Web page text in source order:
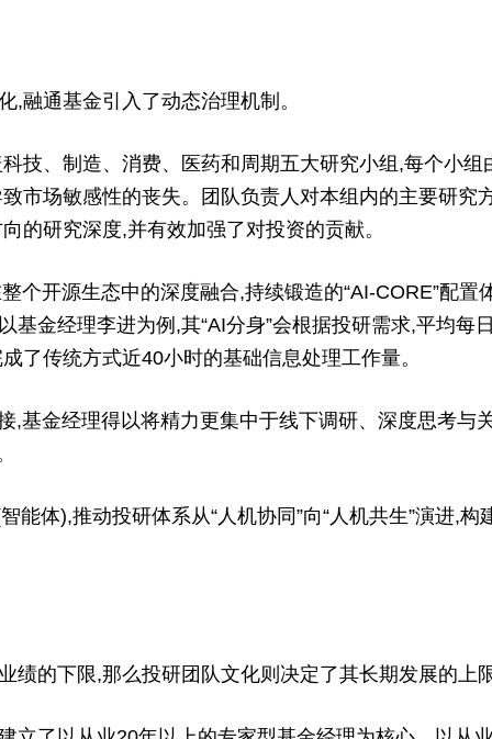
通基金引入了动态治理机制。
、制造、消费、医药和周期五大研究小组,每个小组
市场敏感性的丧失。团队负责人对本组内的主要研究
的研究深度,并有效加强了对投资的贡献。
开源生态中的深度融合,持续锻造的“AI-CORE”配置
基金经理李进为例,其“AI分身”会根据投研需求,平均每
了传统方式近40小时的基础信息处理工作量。
金经理得以将精力更集中于线下调研、深度思考与
体),推动投研体系从“人机协同”向“人机共生”演进,构
的下限,那么投研团队文化则决定了其长期发展的上限